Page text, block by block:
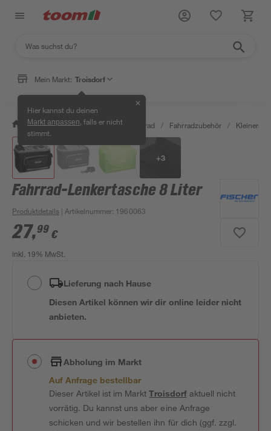
Mein Markt: Troisdorf
Hier kannst du deinen
Markt anpassen , falls er nicht
stimmt.
✕
/ Garten & Freizeit / Auto & Fahrrad / Fahrradzubehör /
+3
Fahrrad-Lenkertasche 8 Liter
Produktdetails | Artikelnummer: 1960063
27,99 €
inkl. 19% MwSt.
Lieferung nach Hause
Diesen Artikel können wir dir online leider nicht
anbieten.
Abholung im Markt
Auf Anfrage bestellbar
Dieser Artikel ist im MarktTroisdorfaktuell nicht
vorrätig. Du kannst uns aber eine Anfrage
schicken und wir bestellen ihn für dich (ggf. zzgl.